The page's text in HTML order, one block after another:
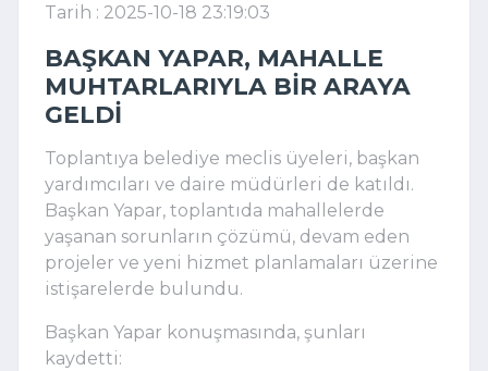
Tarih : 2025-10-18 23:19:03
BAŞKAN YAPAR, MAHALLE
MUHTARLARIYLA BIR ARAYA
GELDI
Toplantıya belediye meclis üyeleri, başkan
yardımcıları ve daire müdürleri de katıldı.
Başkan Yapar, toplantıda mahallelerde
yaşanan sorunların çözümü, devam eden
projeler ve yeni hizmet planlamaları üzerine
istişarelerde bulundu.
Başkan Yapar konuşmasında, şunları
kaydetti: